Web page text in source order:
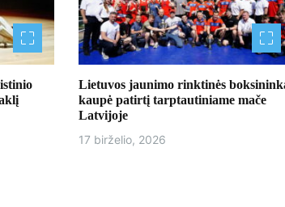
Lietuvos jaunimo rinktinės
kaupė patirtį tarptautiniame mače
Latvijoje
17 birželio, 2026